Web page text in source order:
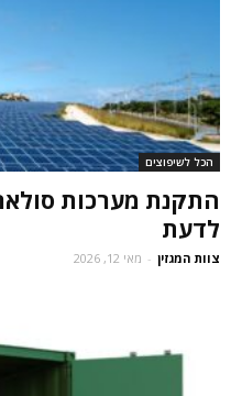
הכל לשיפוצים
התקנת מערכות
לדעת
צוות המגזין - מאי 12, 2026